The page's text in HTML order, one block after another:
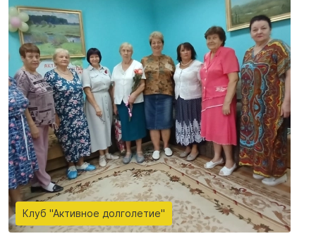
Клуб "Активное долголетие"